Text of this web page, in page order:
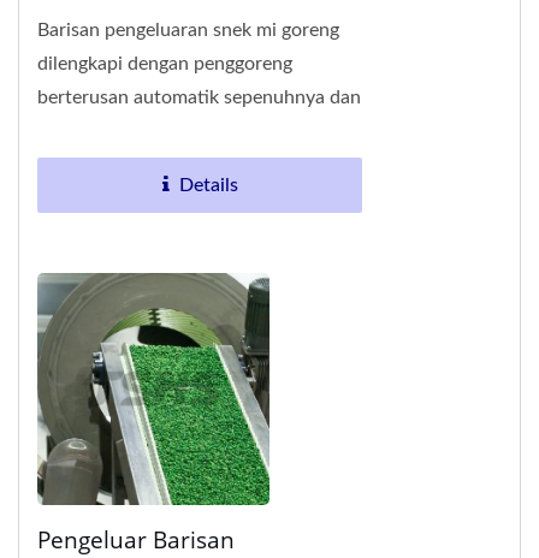
Barisan pengeluaran snek mi goreng
dilengkapi dengan penggoreng
berterusan automatik sepenuhnya dan
canggih, sesuai...
Details
Pengeluar Barisan